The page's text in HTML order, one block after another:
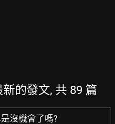
的發文, 共 89 篇
沒機會了嗎?